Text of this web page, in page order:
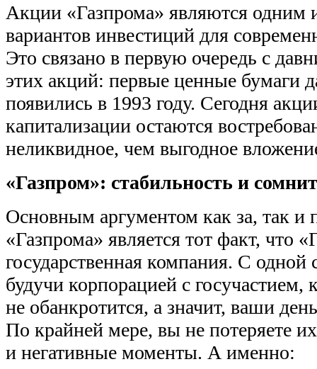
Акции «Газпрома» являются одним
вариантов инвестиций для
Это связано в первую очередь с
этих акций: первые ценные бумаги
появились в 1993 году. Сегодня
капитализации остаются
неликвидное, чем выгодное
«Газпром»: стабильность и
Основным аргументом как за, так и
«Газпрома» является тот факт,
государственная компания. С
будучи корпорацией с госучастием,
не обанкротится, а значит, ваши
По крайней мере, вы не потеряете
и негативные моменты. А именно: